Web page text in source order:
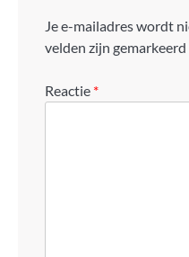
Je e-mailadres wordt
velden zijn
Reactie *